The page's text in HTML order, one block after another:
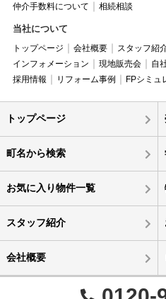
仲介手数料について
相続相談
当社について
トップページ 会社概要 スタッフ紹
インフォメーション
現地販売会 自
採用情報
リフォーム事例 FPシミュ
トップページ
町名から検索
お気に入り物件一覧
スタッフ紹介
会社概要